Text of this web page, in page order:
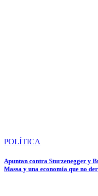
POLÍTICA
Apuntan contra Sturzenegger y
Massa y una economía que no